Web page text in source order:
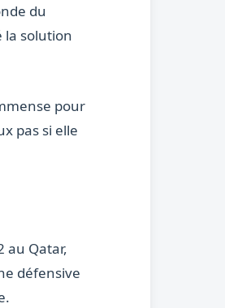
du
la solution
pour
pas si elle
au Qatar,
défensive